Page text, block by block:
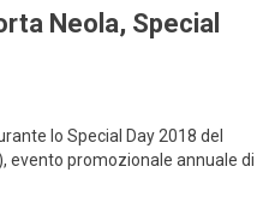
Neola, Special
lo Special Day 2018 del
evento promozionale annuale di